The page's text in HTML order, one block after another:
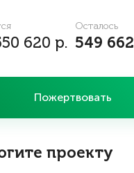
620 р.
Осталось
549
Пожертвовать
проекту